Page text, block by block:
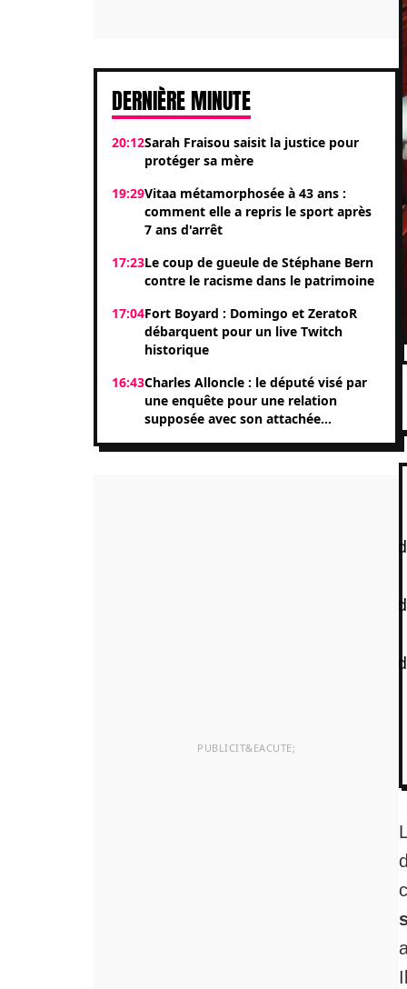
DERNIÈRE MINUTE
20:12Sarah Fraisou saisit la justice pour
protéger sa mère
19:29Vitaa métamorphosée à 43 ans :
comment elle a repris le sport après
7 ans d'arrêt
17:23Le coup de gueule de Stéphane Bern
contre le racisme dans le patrimoine
17:04Fort Boyard : Domingo et ZeratoR
débarquent pour un live Twitch
historique
16:43Charles Alloncle : le député visé par
une enquête pour une relation
supposée avec son attachée